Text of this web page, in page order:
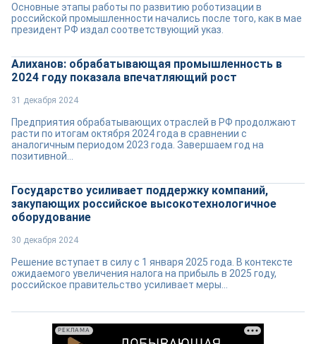
Основные этапы работы по развитию роботизации в
российской промышленности начались после того, как в мае
президент РФ издал соответствующий указ.
Алиханов: обрабатывающая промышленность в
2024 году показала впечатляющий рост
31 декабря 2024
Предприятия обрабатывающих отраслей в РФ продолжают
расти по итогам октября 2024 года в сравнении с
аналогичным периодом 2023 года. Завершаем год на
позитивной...
Государство усиливает поддержку компаний,
закупающих российское высокотехнологичное
оборудование
30 декабря 2024
Решение вступает в силу с 1 января 2025 года. В контексте
ожидаемого увеличения налога на прибыль в 2025 году,
российское правительство усиливает меры...
РЕКЛАМА